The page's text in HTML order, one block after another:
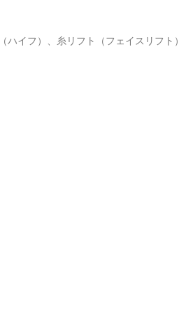
イフ）、糸リフト（フェイスリフト）